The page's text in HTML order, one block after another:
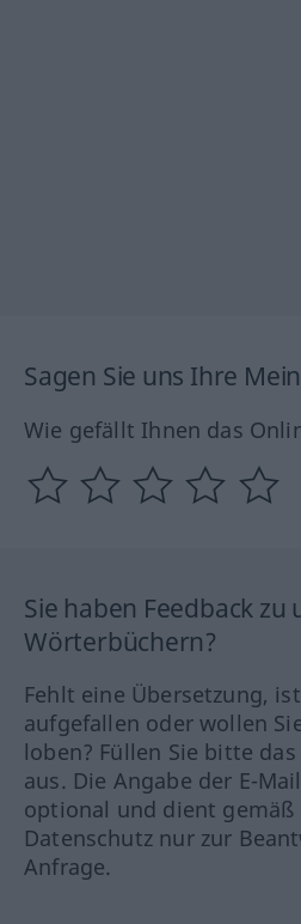
Sagen Sie uns Ihre
Wie gefällt Ihnen das
Sie haben Feedback zu
Wörterbüchern?
Fehlt eine Übersetzung,
aufgefallen oder wollen
loben? Füllen Sie bitte
aus. Die Angabe der E-
optional und dient gemäß
Datenschutz nur zur
Anfrage.